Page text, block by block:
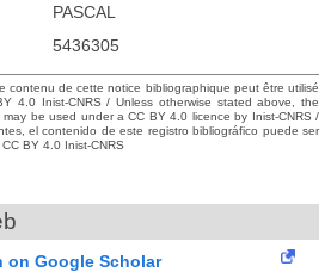
PASCAL
5436305
contenu de cette notice bibliographique peut être utilisé
4.0 Inist-CNRS / Unless otherwise stated above, the
be used under a CC BY 4.0 licence by Inist-CNRS /
el contenido de este registro bibliográfico puede ser
BY 4.0 Inist-CNRS
on Google Scholar